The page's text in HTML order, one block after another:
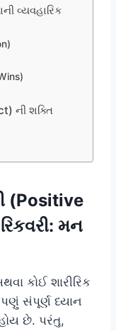
વ્યવહારિક
ની શક્તિ
(Positive
મન
કોઈ શારીરિક
સંપૂર્ણ ધ્યાન
છે. પરંતુ,